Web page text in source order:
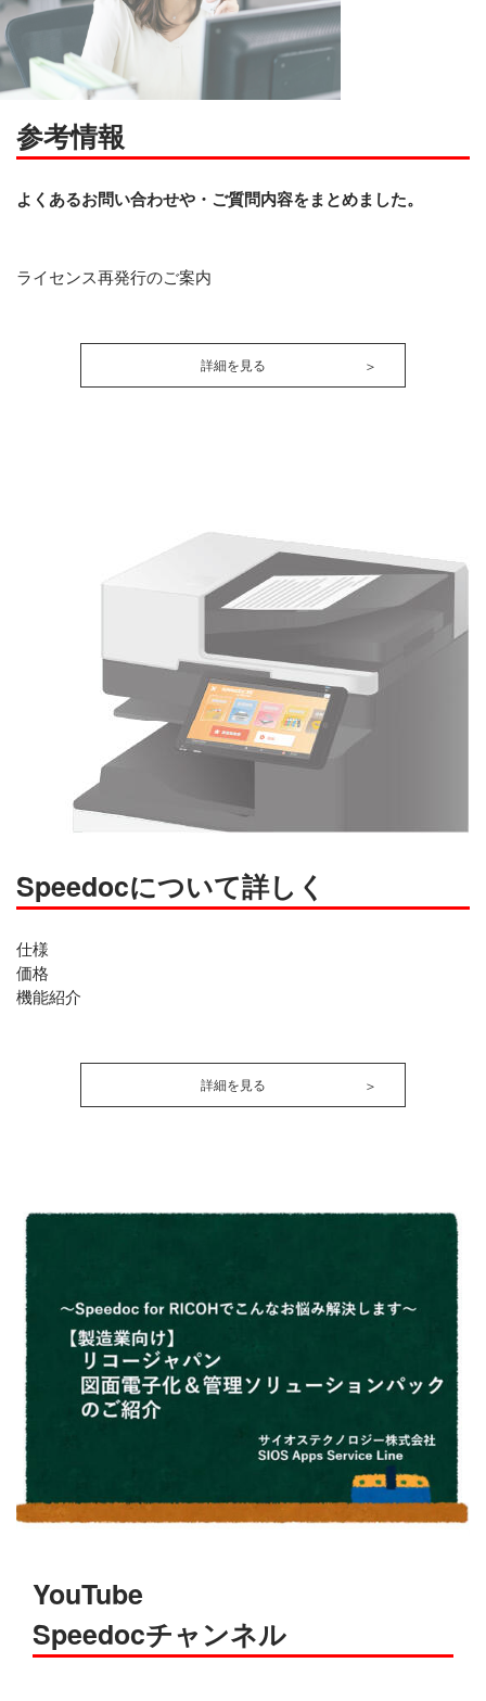
参考情報
よくあるお問い合わせや・ご質問内容をまとめました。
ライセンス再発行のご案内
詳細を見る ＞
Speedocについて詳しく
仕様
価格
機能紹介
詳細を見る ＞
YouTube
Speedocチャンネル